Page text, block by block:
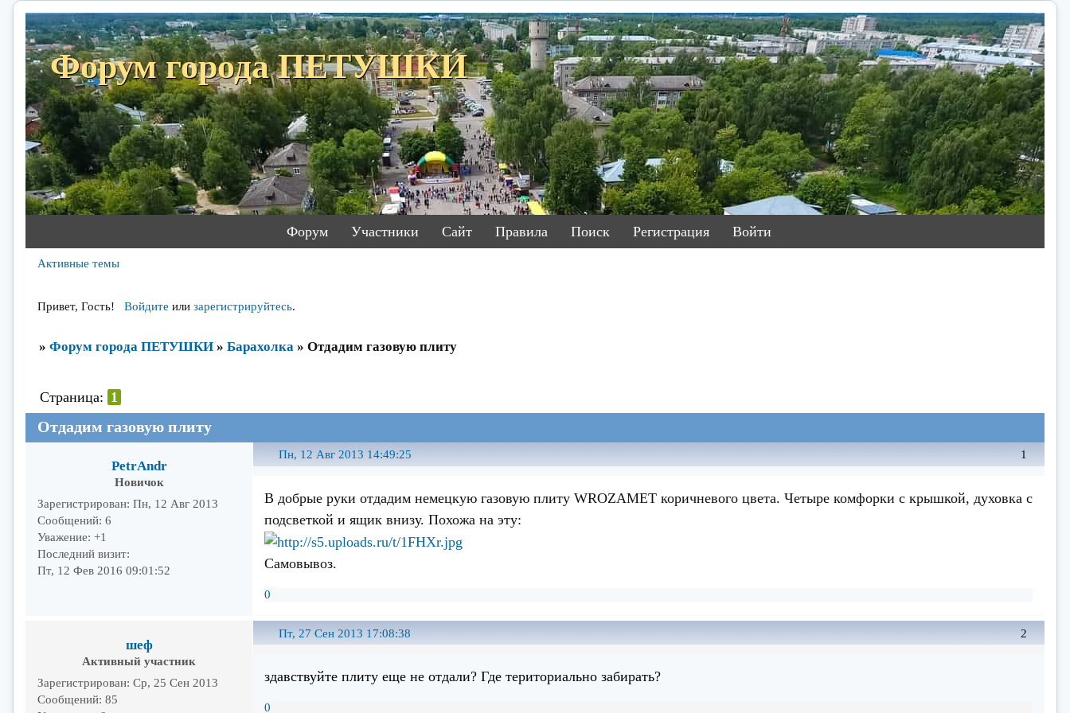
Форум города ПЕТУШКИ
Форум Участники Сайт Правила Поиск Регистрация Войти
Активные темы
Привет, Гость! Войдите или зарегистрируйтесь.
» Форум города ПЕТУШКИ » Барахолка » Отдадим газовую плиту
Отдадим газовую плиту
Страница: 1
1
Пн, 12 Авг 2013 14:49:25
PetrAndr
Новичок
Зарегистрирован: Пн, 12 Авг 2013
Сообщений: 6
Уважение: +1
Последний визит:
Пт, 12 Фев 2016 09:01:52
В добрые руки отдадим немецкую газовую плиту WROZAMET коричневого цвета. Четыре комфорки с крышкой, духовка с
подсветкой и ящик внизу. Похожа на эту:
Самовывоз.
0
2
Пт, 27 Сен 2013 17:08:38
шеф
Активный участник
Зарегистрирован: Ср, 25 Сен 2013
Сообщений: 85
здавствуйте плиту еще не отдали? Где териториально забирать?
0